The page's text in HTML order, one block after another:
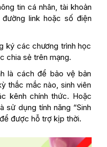
tin cá nhân, tài khoản
link hoặc số điện
ký các chương trình học
chia sẻ trên mạng.
là cách để bảo vệ bản
thắc mắc nào, sinh viên
kênh chính thức. Hoặc
sử dụng tính năng “Sinh
được hỗ trợ kịp thời.